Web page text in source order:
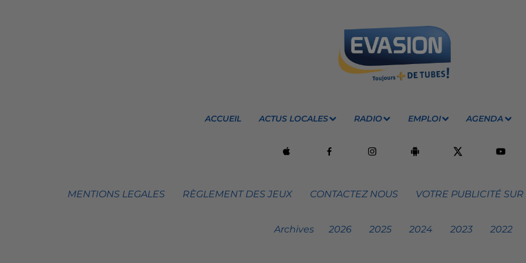
ACCUEIL ACTUS LOCALES RADIO EMPLOI AGENDA
MENTIONS LEGALES RÈGLEMENT DES JEUX CONTACTEZ NOUS VOTRE PUBLICITÉ
Archives 2026 2025 2024 2023 2022